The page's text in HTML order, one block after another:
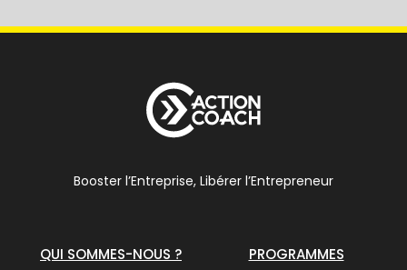
Booster l’Entreprise, Libérer l’Entrepreneur
QUI SOMMES-NOUS ? PROGRAMMES